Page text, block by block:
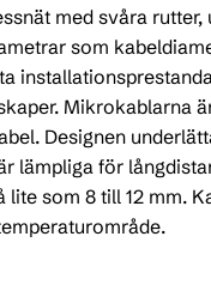
med svåra
som
Mikrokablarna
Designen
lämpliga för
lite som 8 till 12 mm.